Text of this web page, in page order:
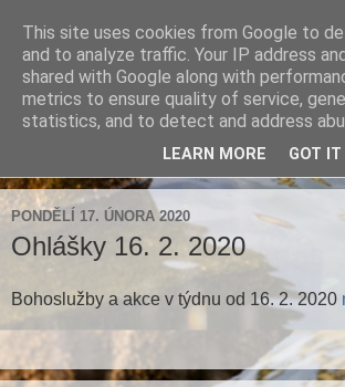
Farnost Brtnice
Aktuální informace pro farnosti Střížov a
PONDĚLÍ 17. ÚNORA 2020
Ohlášky 16. 2. 2020
Bohoslužby a akce v týdnu od 16. 2. 2020
This site uses cookies from Google to
and to analyze traffic. Your IP address
shared with Google along with
metrics to ensure quality of service,
statistics, and to detect and address
LEARN MORE GOT IT